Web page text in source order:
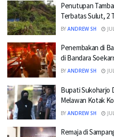
Penutupan
Terbatas Sulut, 2
BY ANDREW SH
Penembakan di
di Bandara
BY ANDREW SH
Bupati Sukoharjo
Melawan Kotak
BY ANDREW SH
Remaja di